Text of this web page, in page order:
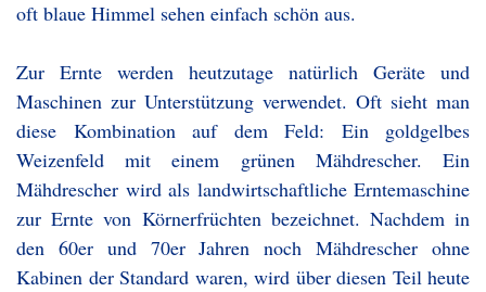
oft blaue Himmel sehen einfach schön aus.
Zur Ernte werden heutzutage natürlich Geräte und
Maschinen zur Unterstützung verwendet. Oft sieht man
diese Kombination auf dem Feld: Ein goldgelbes
Weizenfeld mit einem grünen Mähdrescher. Ein
Mähdrescher wird als landwirtschaftliche Erntemaschine
zur Ernte von Körnerfrüchten bezeichnet. Nachdem in
den 60er und 70er Jahren noch Mähdrescher ohne
Kabinen der Standard waren, wird über diesen Teil heute